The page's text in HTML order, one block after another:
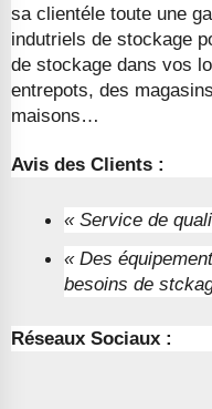
sa clientéle toute une
indutriels de stockage
de stockage dans vos
entrepots, des
maisons…
Avis des Clients :
« Service de
« Des
besoins de
Réseaux Sociaux :